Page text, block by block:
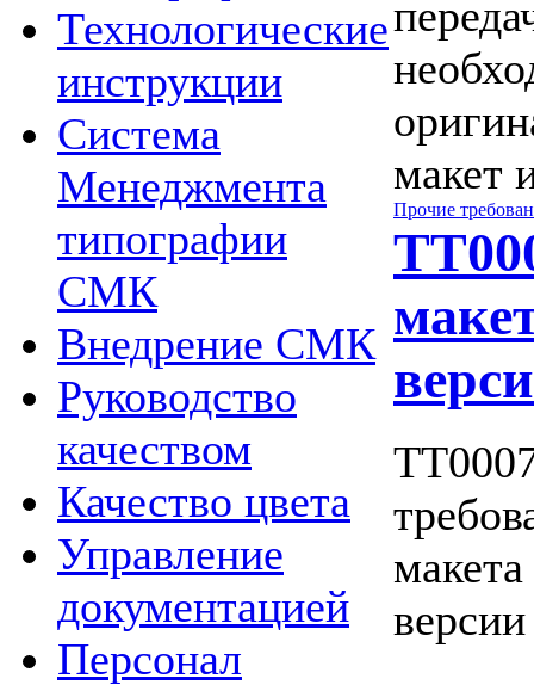
Технологические
инструкции
Система
Менеджмента
типографии
СМК
Внедрение СМК
Руководство
качеством
Качество цвета
Управление
документацией
Персонал
макет
Прочие
версии